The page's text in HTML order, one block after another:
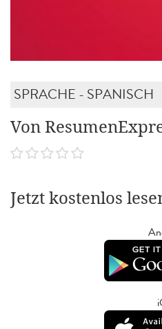
SPRACHE - SPANISCH
Von
Jetzt kostenlos